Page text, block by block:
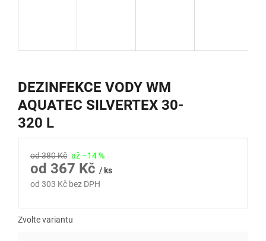
DEZINFEKCE VODY WM
AQUATEC SILVERTEX 30-
320 L
od 380 Kč až –14 %
od 367 Kč / ks
od 303 Kč bez DPH
Zvolte variantu